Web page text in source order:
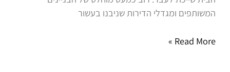
המשותפים ומגדלי הדירות שניבנו בעשור
Read More »